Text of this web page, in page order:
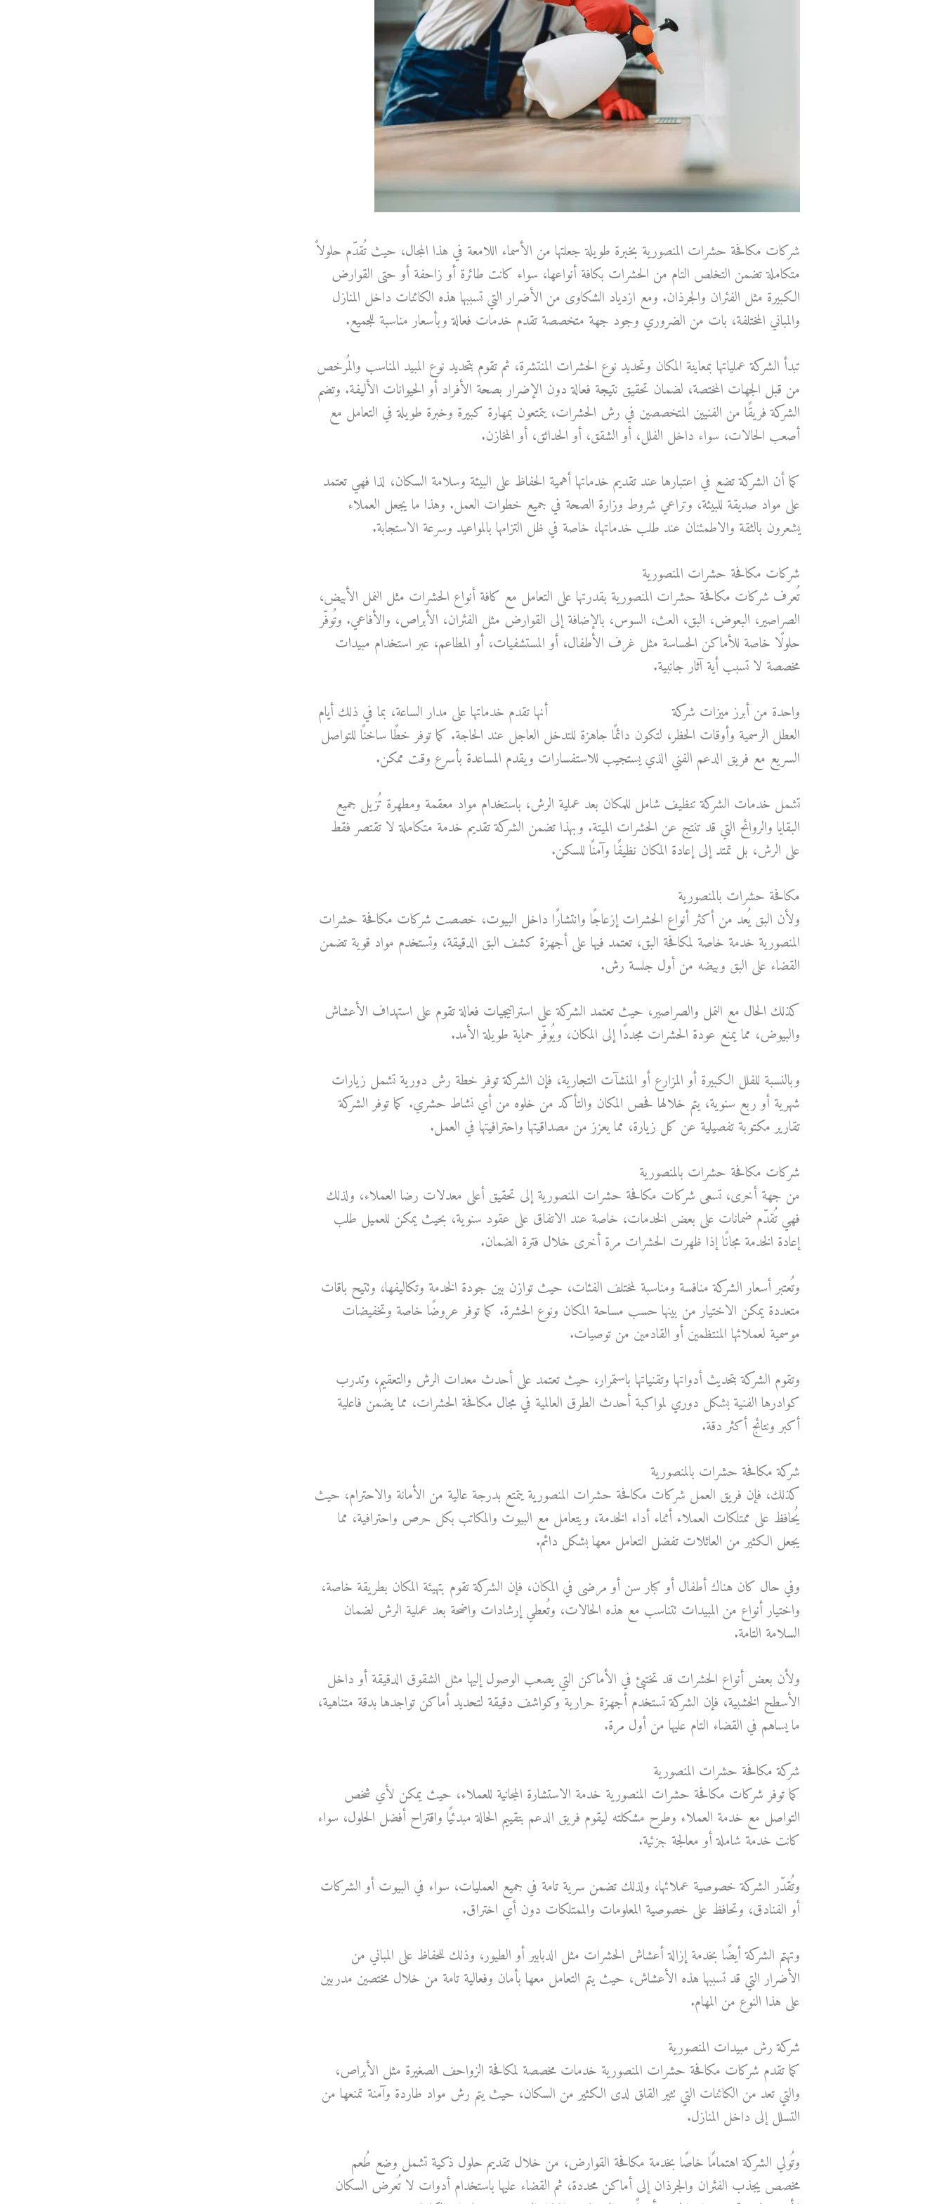
شركات مكافحة حشرات المنصورية بخبرة طويلة جعلتها من الأسماء اللامعة في هذا المجال، حيث تُقدّم حلولاً
متكاملة تضمن التخلص التام من الحشرات بكافة أنواعها، سواء كانت طائرة أو زاحفة أو حتى القوارض
الكبيرة مثل الفئران والجرذان. ومع ازدياد الشكاوى من الأضرار التي تسببها هذه الكائنات داخل المنازل
والمباني المختلفة، بات من الضروري وجود جهة متخصصة تقدم خدمات فعالة وبأسعار مناسبة للجميع.
تبدأ الشركة عملياتها بمعاينة المكان وتحديد نوع الحشرات المنتشرة، ثم تقوم بتحديد نوع المبيد المناسب والمُرخص
من قبل الجهات المختصة، لضمان تحقيق نتيجة فعالة دون الإضرار بصحة الأفراد أو الحيوانات الأليفة. وتضم
الشركة فريقًا من الفنيين المتخصصين في رش الحشرات، يتمتعون بمهارة كبيرة وخبرة طويلة في التعامل مع
أصعب الحالات، سواء داخل الفلل، أو الشقق، أو الحدائق، أو المخازن.
كما أن الشركة تضع في اعتبارها عند تقديم خدماتها أهمية الحفاظ على البيئة وسلامة السكان، لذا فهي تعتمد
على مواد صديقة للبيئة، وتراعي شروط وزارة الصحة في جميع خطوات العمل. وهذا ما يجعل العملاء
يشعرون بالثقة والاطمئنان عند طلب خدماتها، خاصة في ظل التزامها بالمواعيد وسرعة الاستجابة.
شركات مكافحة حشرات المنصورية
تُعرف شركات مكافحة حشرات المنصورية بقدرتها على التعامل مع كافة أنواع الحشرات مثل النمل الأبيض،
الصراصير، البعوض، البق، العث، السوس، بالإضافة إلى القوارض مثل الفئران، الأبراص، والأفاعي. وتُوفّر
حلولًا خاصة للأماكن الحساسة مثل غرف الأطفال، أو المستشفيات، أو المطاعم، عبر استخدام مبيدات
مخصصة لا تسبب أية آثار جانبية.
واحدة من أبرز ميزات شركة
أنها تقدم خدماتها على مدار الساعة، بما في ذلك أيام
العطل الرسمية وأوقات الحظر، لتكون دائمًا جاهزة للتدخل العاجل عند الحاجة. كما توفر خطًا ساخنًا للتواصل
السريع مع فريق الدعم الفني الذي يستجيب للاستفسارات ويقدم المساعدة بأسرع وقت ممكن.
تشمل خدمات الشركة تنظيف شامل للمكان بعد عملية الرش، باستخدام مواد معقمة ومطهرة تُزيل جميع
البقايا والروائح التي قد تنتج عن الحشرات الميتة. وبهذا تضمن الشركة تقديم خدمة متكاملة لا تقتصر فقط
على الرش، بل تمتد إلى إعادة المكان نظيفًا وآمنًا للسكن.
مكافحة حشرات بالمنصورية
ولأن البق يُعد من أكثر أنواع الحشرات إزعاجًا وانتشارًا داخل البيوت، خصصت شركات مكافحة حشرات
المنصورية خدمة خاصة لمكافحة البق، تعتمد فيها على أجهزة كشف البق الدقيقة، وتستخدم مواد قوية تضمن
القضاء على البق وبيضه من أول جلسة رش.
كذلك الحال مع النمل والصراصير، حيث تعتمد الشركة على استراتيجيات فعالة تقوم على استهداف الأعشاش
والبيوض، مما يمنع عودة الحشرات مجددًا إلى المكان، ويُوفّر حماية طويلة الأمد.
وبالنسبة للفلل الكبيرة أو المزارع أو المنشآت التجارية، فإن الشركة توفر خطة رش دورية تشمل زيارات
شهرية أو ربع سنوية، يتم خلالها فحص المكان والتأكد من خلوه من أي نشاط حشري. كما توفر الشركة
تقارير مكتوبة تفصيلية عن كل زيارة، مما يعزز من مصداقيتها واحترافيتها في العمل.
شركات مكافحة حشرات بالمنصورية
من جهة أخرى، تسعى شركات مكافحة حشرات المنصورية إلى تحقيق أعلى معدلات رضا العملاء، ولذلك
فهي تُقدّم ضمانات على بعض الخدمات، خاصة عند الاتفاق على عقود سنوية، بحيث يمكن للعميل طلب
إعادة الخدمة مجانًا إذا ظهرت الحشرات مرة أخرى خلال فترة الضمان.
وتُعتبر أسعار الشركة منافسة ومناسبة لمختلف الفئات، حيث توازن بين جودة الخدمة وتكاليفها، وتتيح باقات
متعددة يمكن الاختيار من بينها حسب مساحة المكان ونوع الحشرة. كما توفر عروضًا خاصة وتخفيضات
موسمية لعملائها المنتظمين أو القادمين من توصيات.
وتقوم الشركة بتحديث أدواتها وتقنياتها باستمرار، حيث تعتمد على أحدث معدات الرش والتعقيم، وتدرب
كوادرها الفنية بشكل دوري لمواكبة أحدث الطرق العالمية في مجال مكافحة الحشرات، مما يضمن فاعلية
أكبر ونتائج أكثر دقة.
شركة مكافحة حشرات بالمنصورية
كذلك، فإن فريق العمل شركات مكافحة حشرات المنصورية يتمتع بدرجة عالية من الأمانة والاحترام، حيث
يُحافظ على ممتلكات العملاء أثناء أداء الخدمة، ويتعامل مع البيوت والمكاتب بكل حرص واحترافية، مما
يجعل الكثير من العائلات تفضل التعامل معها بشكل دائم.
وفي حال كان هناك أطفال أو كبار سن أو مرضى في المكان، فإن الشركة تقوم بتهيئة المكان بطريقة خاصة،
واختيار أنواع من المبيدات تتناسب مع هذه الحالات، وتُعطي إرشادات واضحة بعد عملية الرش لضمان
السلامة التامة.
ولأن بعض أنواع الحشرات قد تختبئ في الأماكن التي يصعب الوصول إليها مثل الشقوق الدقيقة أو داخل
الأسطح الخشبية، فإن الشركة تستخدم أجهزة حرارية وكواشف دقيقة لتحديد أماكن تواجدها بدقة متناهية،
ما يساهم في القضاء التام عليها من أول مرة.
شركة مكافحة حشرات المنصورية
كما توفر شركات مكافحة حشرات المنصورية خدمة الاستشارة المجانية للعملاء، حيث يمكن لأي شخص
التواصل مع خدمة العملاء وطرح مشكلته ليقوم فريق الدعم بتقييم الحالة مبدئيًا واقتراح أفضل الحلول، سواء
كانت خدمة شاملة أو معالجة جزئية.
وتُقدّر الشركة خصوصية عملائها، ولذلك تضمن سرية تامة في جميع العمليات، سواء في البيوت أو الشركات
أو الفنادق، وتحافظ على خصوصية المعلومات والممتلكات دون أي اختراق.
وتهتم الشركة أيضًا بخدمة إزالة أعشاش الحشرات مثل الدبابير أو الطيور، وذلك للحفاظ على المباني من
الأضرار التي قد تسببها هذه الأعشاش، حيث يتم التعامل معها بأمان وفعالية تامة من خلال مختصين مدربين
على هذا النوع من المهام.
شركة رش مبيدات المنصورية
كما تقدم شركات مكافحة حشرات المنصورية خدمات مخصصة لمكافحة الزواحف الصغيرة مثل الأبراص،
والتي تعد من الكائنات التي تثير القلق لدى الكثير من السكان، حيث يتم رش مواد طاردة وآمنة تمنعها من
التسلل إلى داخل المنازل.
وتُولي الشركة اهتمامًا خاصًا بخدمة مكافحة القوارض، من خلال تقديم حلول ذكية تشمل وضع طُعم
مخصص يجذب الفئران والجرذان إلى أماكن محددة، ثم القضاء عليها باستخدام أدوات لا تُعرض السكان